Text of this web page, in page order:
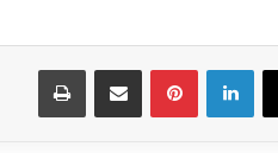
لینکدین پینترستاشتراک گذاری از طریق ایمیل چاپ